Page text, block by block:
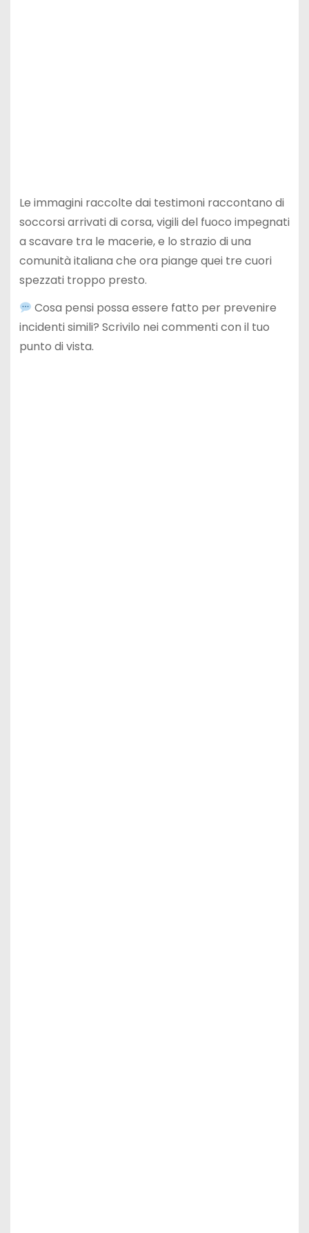
Le immagini raccolte dai testimoni raccontano di
soccorsi arrivati di corsa, vigili del fuoco impegnati
a scavare tra le macerie, e lo strazio di una
comunità italiana che ora piange quei tre cuori
spezzati troppo presto.
Cosa pensi possa essere fatto per prevenire
incidenti simili? Scrivilo nei commenti con il tuo
punto di vista.